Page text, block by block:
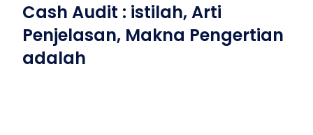
Cash Audit : istilah, Arti
Penjelasan, Makna Pengertian
adalah